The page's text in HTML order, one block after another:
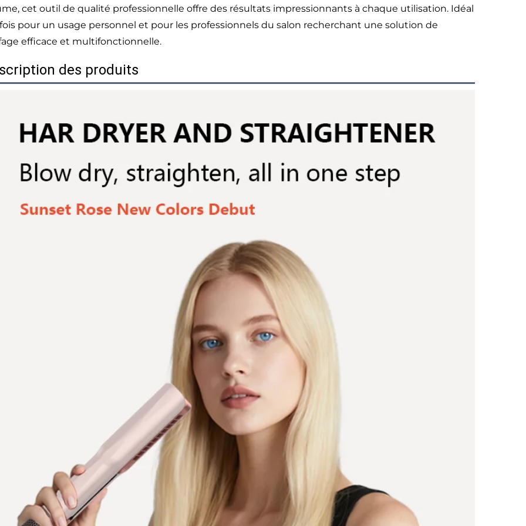
cet outil de qualité professionnelle offre des résultats impressionnants à chaque utilisation. Idéal
fois pour un usage personnel et pour les professionnels du salon recherchant une solution de
efficace et multifonctionnelle.
des produits